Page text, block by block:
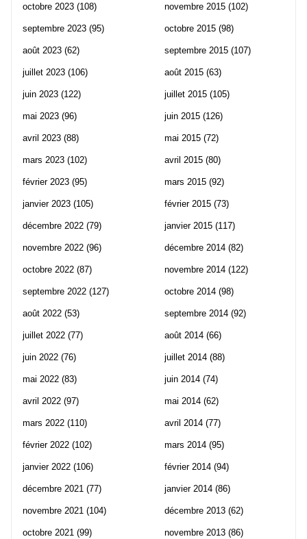
octobre 2023 (108)
septembre 2023 (95)
août 2023 (62)
juillet 2023 (106)
juin 2023 (122)
mai 2023 (96)
avril 2023 (88)
mars 2023 (102)
février 2023 (95)
janvier 2023 (105)
décembre 2022 (79)
novembre 2022 (96)
octobre 2022 (87)
septembre 2022 (127)
août 2022 (53)
juillet 2022 (77)
juin 2022 (76)
mai 2022 (83)
avril 2022 (97)
mars 2022 (110)
février 2022 (102)
janvier 2022 (106)
décembre 2021 (77)
novembre 2021 (104)
octobre 2021 (99)
novembre 2015 (102)
octobre 2015 (98)
septembre 2015 (107)
août 2015 (63)
juillet 2015 (105)
juin 2015 (126)
mai 2015 (72)
avril 2015 (80)
mars 2015 (92)
février 2015 (73)
janvier 2015 (117)
décembre 2014 (82)
novembre 2014 (122)
octobre 2014 (98)
septembre 2014 (92)
août 2014 (66)
juillet 2014 (88)
juin 2014 (74)
mai 2014 (62)
avril 2014 (77)
mars 2014 (95)
février 2014 (94)
janvier 2014 (86)
décembre 2013 (62)
novembre 2013 (86)